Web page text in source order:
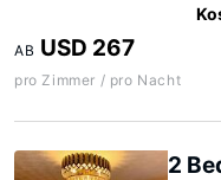
AB USD 267
pro Zimmer / pro Nacht
2